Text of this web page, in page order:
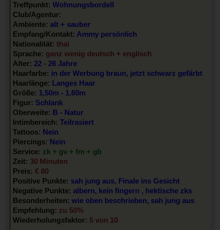
Treffpunkt: Wohnungsbordell
Club/Agentur:
Ambiente: alt + sauber
Empfang/Kontakt: Ammy persönlich
Nationalität: thai
Sprache: ganz wenig deutsch + englisch
Alter: 22 - 26 Jahre
Haarfarbe: in der Werbung braun, jetzt schwarz gefärbt
Haarlänge: Langes Haar
Größe: 1,50m - 1,60m
Figur: Schlank
Oberweite: B - Natur
Intimbereich: Teilrasiert
Tattoos: Nein
Piercings: Nein
Service: zk + gv + fm + gb
Zeit: 30 Minuten
Preis: € 80
Positive Punkte: sah jung aus, Finale ins Gesicht
Negative Punkte: albern, kein fingern , hektische zks
Besonderheiten: wie oben beschrieben, sah jung aus
Empfehlung: zu 50%
Wiederholungsfaktor: 5 von 10